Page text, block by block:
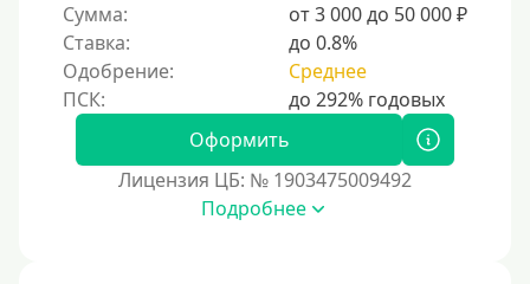
На сберкнижку
На дом срочно
Не выходя из дома
Без посещения офиса
В офисе
Сумма:
от 3 000 до 50 000 ₽
Ставка:
до 0.8%
Одобрение:
Среднее
Оформить
Лицензия ЦБ: № 1903475009492
Подробнее